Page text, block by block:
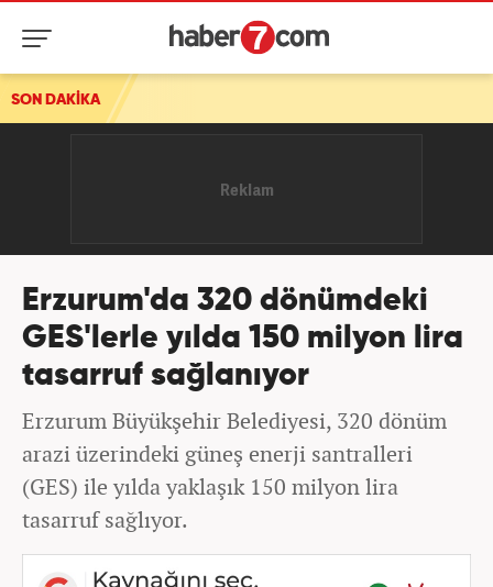
SON DAKİKA
Erzurum'da 320 dönümdeki
GES'lerle yılda 150 milyon lira
tasarruf sağlanıyor
Erzurum Büyükşehir Belediyesi, 320 dönüm
arazi üzerindeki güneş enerji santralleri
(GES) ile yılda yaklaşık 150 milyon lira
tasarruf sağlıyor.